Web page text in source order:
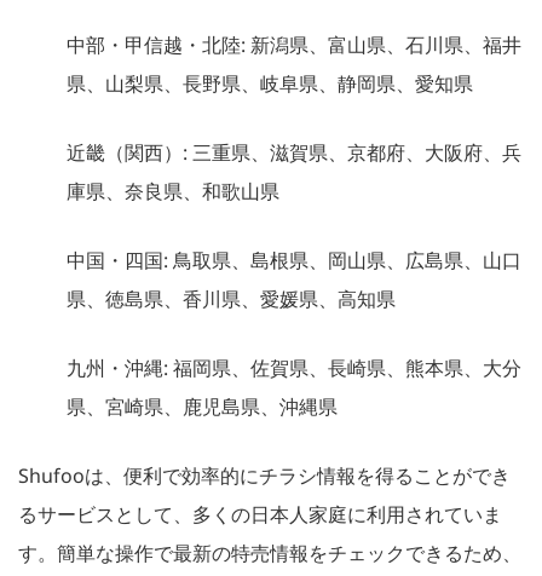
中部・甲信越・北陸: 新潟県、富山県、石川県、福井
県、山梨県、長野県、岐阜県、静岡県、愛知県
近畿（関西）: 三重県、滋賀県、京都府、大阪府、兵
庫県、奈良県、和歌山県
中国・四国: 鳥取県、島根県、岡山県、広島県、山口
県、徳島県、香川県、愛媛県、高知県
九州・沖縄: 福岡県、佐賀県、長崎県、熊本県、大分
県、宮崎県、鹿児島県、沖縄県
Shufooは、便利で効率的にチラシ情報を得ることができ
るサービスとして、多くの日本人家庭に利用されていま
す。簡単な操作で最新の特売情報をチェックできるため、